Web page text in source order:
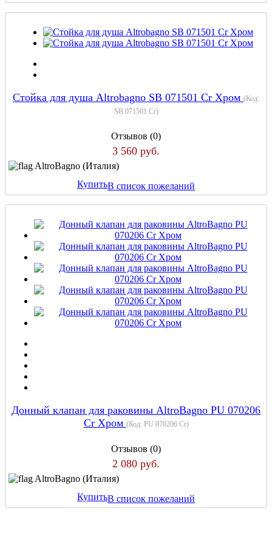
Стойка для душа Altrobagno SB 071501 Cr Хром (Код:
SB 071501 Cr)
Отзывов (0)
3 560 руб.
AltroBagno (Италия)
КупитьВ список пожеланий
Донный клапан для раковины AltroBagno PU 070206
Cr Хром (Код: PU 070206 Cr)
Отзывов (0)
2 080 руб.
AltroBagno (Италия)
КупитьВ список пожеланий